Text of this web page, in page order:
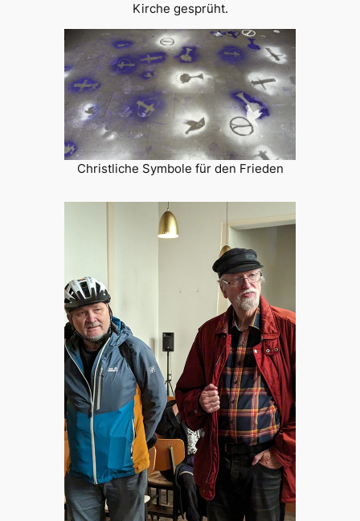
Kirche gesprüht.
Christliche Symbole für den Frieden